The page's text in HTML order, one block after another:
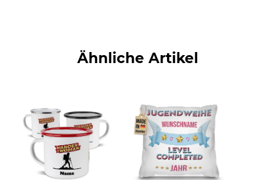
Ähnliche Artikel